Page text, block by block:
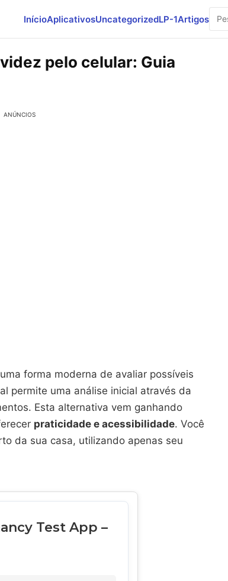
InícioAplicativosUncategorizedLP-1Artigos
pelo celular: Guia
ANÚNCIOS
forma moderna de avaliar possíveis
permite uma análise inicial através da
Esta alternativa vem ganhando
praticidade e acessibilidade. Você
da sua casa, utilizando apenas seu
Test App –